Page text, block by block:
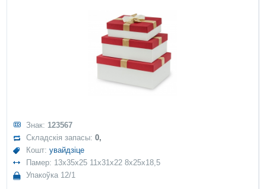
Знак: 123567
Складскія запасы:0,
Кошт:увайдзіце
Памер: 13x35x25 11x31x22 8x25x18,5
Упакоўка 12/1